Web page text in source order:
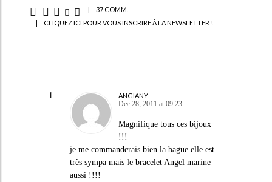
|
37 COMM.
|
CLIQUEZ ICI POUR VOUS INSCRIRE À LA NEWSLETTER !
ANGIANY
Dec 28, 2011 at 09:23
Magnifique tous ces bijoux
!!!
je me commanderais bien la bague elle est
très sympa mais le bracelet Angel marine
aussi !!!!